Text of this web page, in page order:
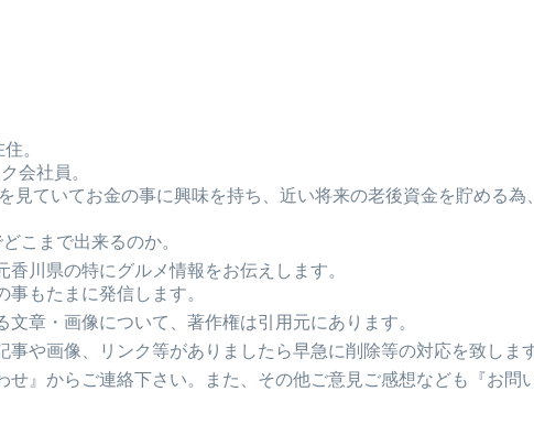
。
会社員。
見ていてお金の事に興味を持ち、近い将来の老後資金を貯める為
こまで出来るのか。
香川県の特にグルメ情報をお伝えします。
もたまに発信します。
文章・画像について、著作権は引用元にあります。
事や画像、リンク等がありましたら早急に削除等の対応を致しま
せ』からご連絡下さい。また、その他ご意見ご感想なども『お問